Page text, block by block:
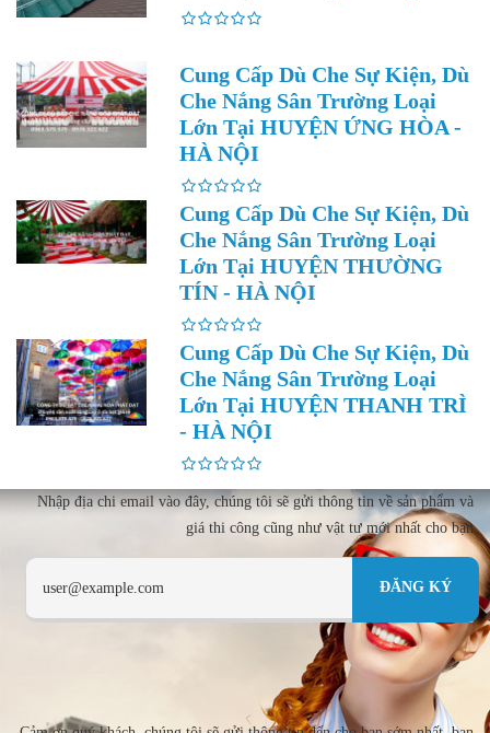
Cung Cấp Dù Che Sự Kiện, Dù
Che Nắng Sân Trường Loại
Lớn Tại HUYỆN ỨNG HÒA -
HÀ NỘI
Cung Cấp Dù Che Sự Kiện, Dù
Che Nắng Sân Trường Loại
Lớn Tại HUYỆN THƯỜNG
TÍN - HÀ NỘI
Cung Cấp Dù Che Sự Kiện, Dù
Che Nắng Sân Trường Loại
Lớn Tại HUYỆN THANH TRÌ
- HÀ NỘI
Nhập địa chi email vào đây, chúng tôi sẽ gửi thông tin về sản phẩm và
giá thi công cũng như vật tư mới nhất cho bạn